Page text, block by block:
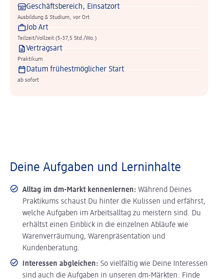
Geschäftsbereich, Einsatzort
Ausbildung & Studium, vor Ort
Job Art
Teilzeit/Vollzeit (5-37,5 Std./Wo.)
Vertragsart
Praktikum
Datum frühestmöglicher Start
ab sofort
Deine Aufgaben und Lerninhalte
Alltag im dm-Markt kennenlernen: Während Deines
Praktikums schaust Du hinter die Kulissen und erfährst,
welche Aufgaben im Arbeitsalltag zu meistern sind. Du
erhältst einen Einblick in die einzelnen Abläufe wie
Warenverräumung, Warenpräsentation und
Kundenberatung.
Interessen abgleichen: So vielfältig wie Deine Interessen
sind auch die Aufgaben in unseren dm-Märkten. Finde